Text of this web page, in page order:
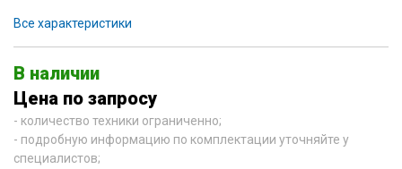
Все характеристики
В наличии
Цена по запросу
- количество техники ограниченно;
- подробную информацию по комплектации уточняйте у
специалистов;